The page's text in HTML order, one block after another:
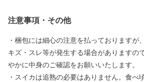
注意事項・その他
・梱包には細心の注意を払っておりますが
キズ・スレ等が発生する場合がありますの
やかに中身のご確認をお願いいたします。
・スイカは追熟の必要はありません。食べ